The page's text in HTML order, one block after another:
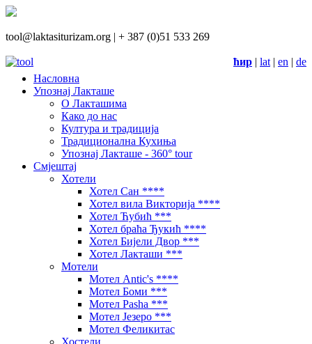
tool@laktasiturizam.org | + 387 (0)51 533 269
ћир | lat | en | de
Насловна
Упознај Лакташе
О Лакташима
Како до нас
Култура и традиција
Традиционална Кухиња
Упознај Лакташе - 360° tour
Смјештај
Хотели
Хотел Сан ****
Хотел вила Викторија ****
Хотел Ћубић ***
Хотел браћа Ђукић ****
Хотел Бијели Двор ***
Хотел Лакташи ***
Мотели
Мотел Antic's ****
Мотел Боми ***
Мотел Pasha ***
Мотел Језеро ***
Мотел Феликитас
Хостели